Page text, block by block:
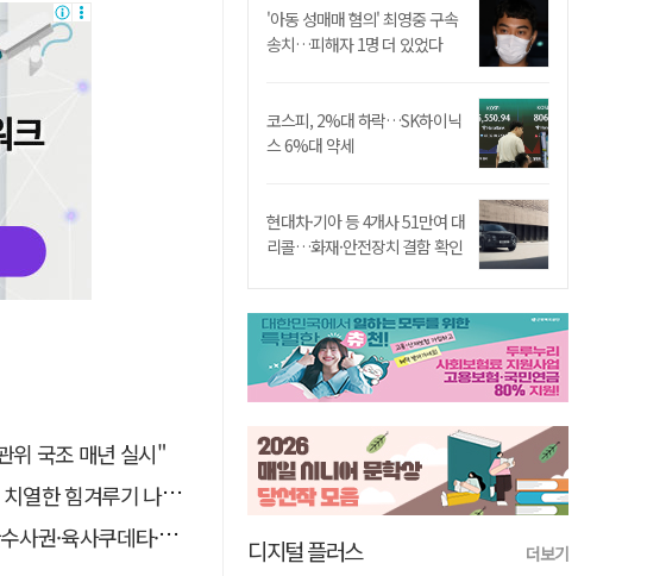
위 국조 매년 실시"
한 힘겨루기 나설 듯
·세제개편안·ETF '맹공'
'아동 성매매 혐의' 최영중 구속
송치…피해자 1명 더 있었다
코스피, 2%대 하락…SK하이닉
스 6%대 약세
현대차·기아 등 4개사 51만여 대
리콜…화재·안전장치 결함 확인
디지털 플러스 더보기